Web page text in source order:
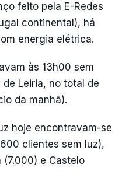
feito pela E-Redes
continental), há
energia elétrica.
às 13h00 sem
de Leiria, no total de
da manhã).
hoje encontravam-se
clientes sem luz),
(7.000) e Castelo